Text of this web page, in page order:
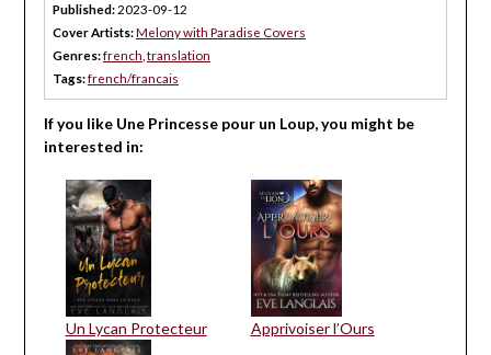
Published: 2023-09-12
Cover Artists:Melony with Paradise Covers
Genres:french translation
Tags:french/francais
If you like Une Princesse pour un Loup, you might be
interested in:
Un Lycan Protecteur Apprivoiser l’Ours